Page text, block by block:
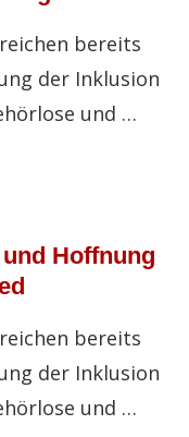
bereits
der Inklusion
und …
Hoffnung
bereits
der Inklusion
und …